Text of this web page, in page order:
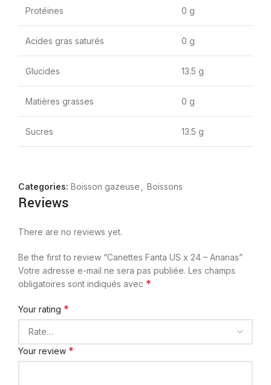
Protéines 0 g
Acides gras saturés 0 g
Glucides 13.5 g
Matières grasses 0 g
Sucres 13.5 g
Categories: Boisson gazeuse Boissons
Reviews
There are no reviews yet.
Be the first to review “Canettes Fanta US x 24 – Ananas”
Votre adresse e-mail ne sera pas publiée. Les champs
obligatoires sont indiqués avec *
Your rating *
Your review *